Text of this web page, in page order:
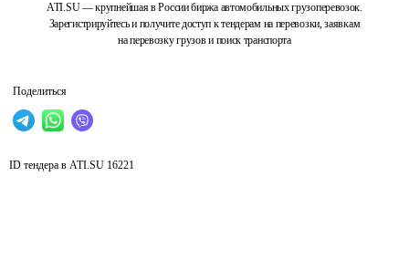
ATI.SU — крупнейшая в России биржа автомобильных грузоперевозок.
Зарегистрируйтесь и получите доступ к тендерам на перевозки, заявкам
на перевозку грузов и поиск транспорта
Поделиться
ID тендера в ATI.SU 16221